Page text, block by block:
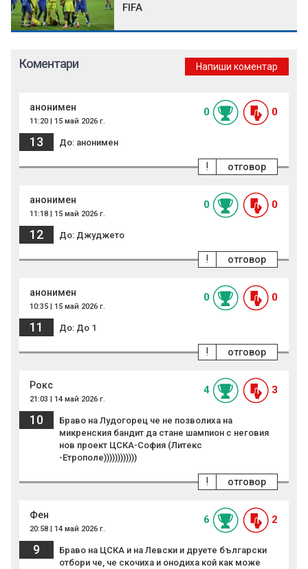
FIFA
Коментари Напиши коментар
анонимен
11:20 | 15 май 2026 г.
0 0
13 До: анонимен
отговор
!
анонимен
11:18 | 15 май 2026 г.
0 0
12 До: Джуджето
отговор
!
анонимен
10:35 | 15 май 2026 г.
0 0
11 До: До 1
отговор
!
Рокс
21:03 | 14 май 2026 г.
4 3
10
Браво на Лудогорец че не позволиха на
микренския бандит да стане шампион с неговия
нов проект ЦСКА-София (Литекс
-Етрополе))))))))))))
отговор
!
Фен
20:58 | 14 май 2026 г.
6 2
9
Браво на ЦСКА и на Левски и друете български
отбори че, че скочиха и онодиха кой как може